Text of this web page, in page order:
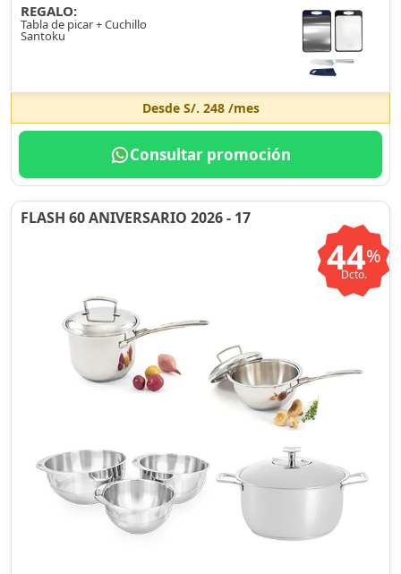
REGALO:
Tabla de picar + Cuchillo
Santoku
Desde S/. 248/mes
Consultar promoción
FLASH 60 ANIVERSARIO 2026 - 17
44%
Dcto.